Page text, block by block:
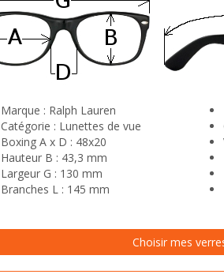
Marque : Ralph Lauren
Catégorie : Lunettes de vue
Boxing A x D : 48x20
Hauteur B : 43,3 mm
Largeur G : 130 mm
Branches L : 145 mm